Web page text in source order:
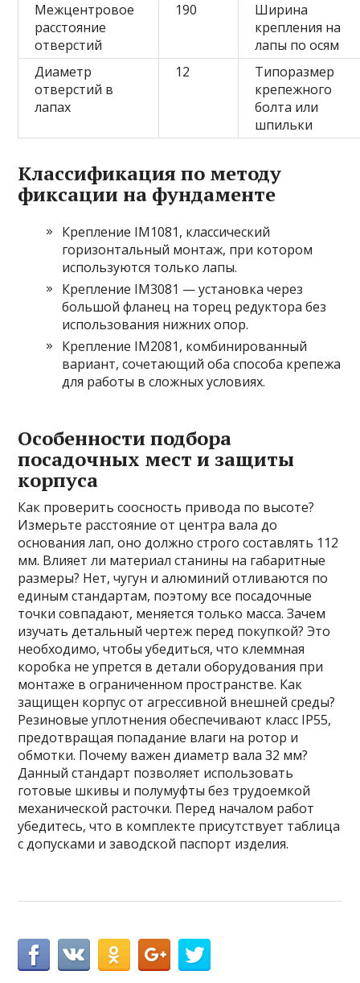
Межцентровое
расстояние
отверстий
190
Ширина
крепления на
лапы по осям
Диаметр
отверстий в
лапах
12
Типоразмер
крепежного
болта или
шпильки
Классификация по методу
фиксации на фундаменте
Крепление IM1081, классический
горизонтальный монтаж, при котором
используются только лапы.
Крепление IM3081 — установка через
большой фланец на торец редуктора без
использования нижних опор.
Крепление IM2081, комбинированный
вариант, сочетающий оба способа крепежа
для работы в сложных условиях.
Особенности подбора
посадочных мест и защиты
корпуса
Как проверить соосность привода по высоте?
Измерьте расстояние от центра вала до
основания лап, оно должно строго составлять 112
мм. Влияет ли материал станины на габаритные
размеры? Нет, чугун и алюминий отливаются по
единым стандартам, поэтому все посадочные
точки совпадают, меняется только масса. Зачем
изучать детальный чертеж перед покупкой? Это
необходимо, чтобы убедиться, что клеммная
коробка не упрется в детали оборудования при
монтаже в ограниченном пространстве. Как
защищен корпус от агрессивной внешней среды?
Резиновые уплотнения обеспечивают класс IP55,
предотвращая попадание влаги на ротор и
обмотки. Почему важен диаметр вала 32 мм?
Данный стандарт позволяет использовать
готовые шкивы и полумуфты без трудоемкой
механической расточки. Перед началом работ
убедитесь, что в комплекте присутствует таблица
с допусками и заводской паспорт изделия.